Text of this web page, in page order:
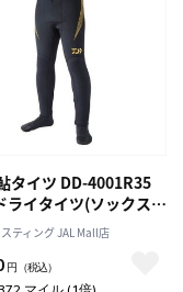
タイツ DD-4001R35
ライタイツ(ソックス先
ク MB
ティング JAL Mall店
円 （税込）